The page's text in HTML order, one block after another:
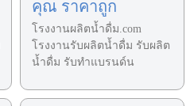
คุณ ราคาถูก
โรงงานผลิตน้ำดื่ม.com
โรงงานรับผลิตน้ำดื่ม รับผลิต
น้ำดื่ม รับทำแบรนด์น